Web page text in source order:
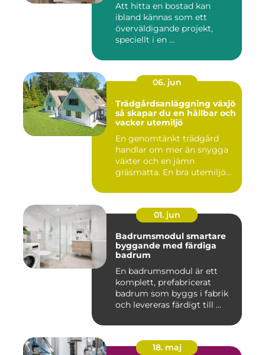
Att hitta en bostad kan
ibland kännas som ett
överväldigande projekt,
speciellt i en ...
06. jun
Trädgårdsanläggning växjö
så skapar du en hållbar och
vacker utemiljö
En genomtänkt trädgård
handlar om mer än snygga
växter och en jämn
gräsmatta. En bra utemiljö
01. jun
Badrumsmodul smartare
byggande med färdiga
badrum
En badrumsmodul är ett
komplett, prefabricerat
badrum som byggs i fabrik
och levereras färdigt till ...
18. maj